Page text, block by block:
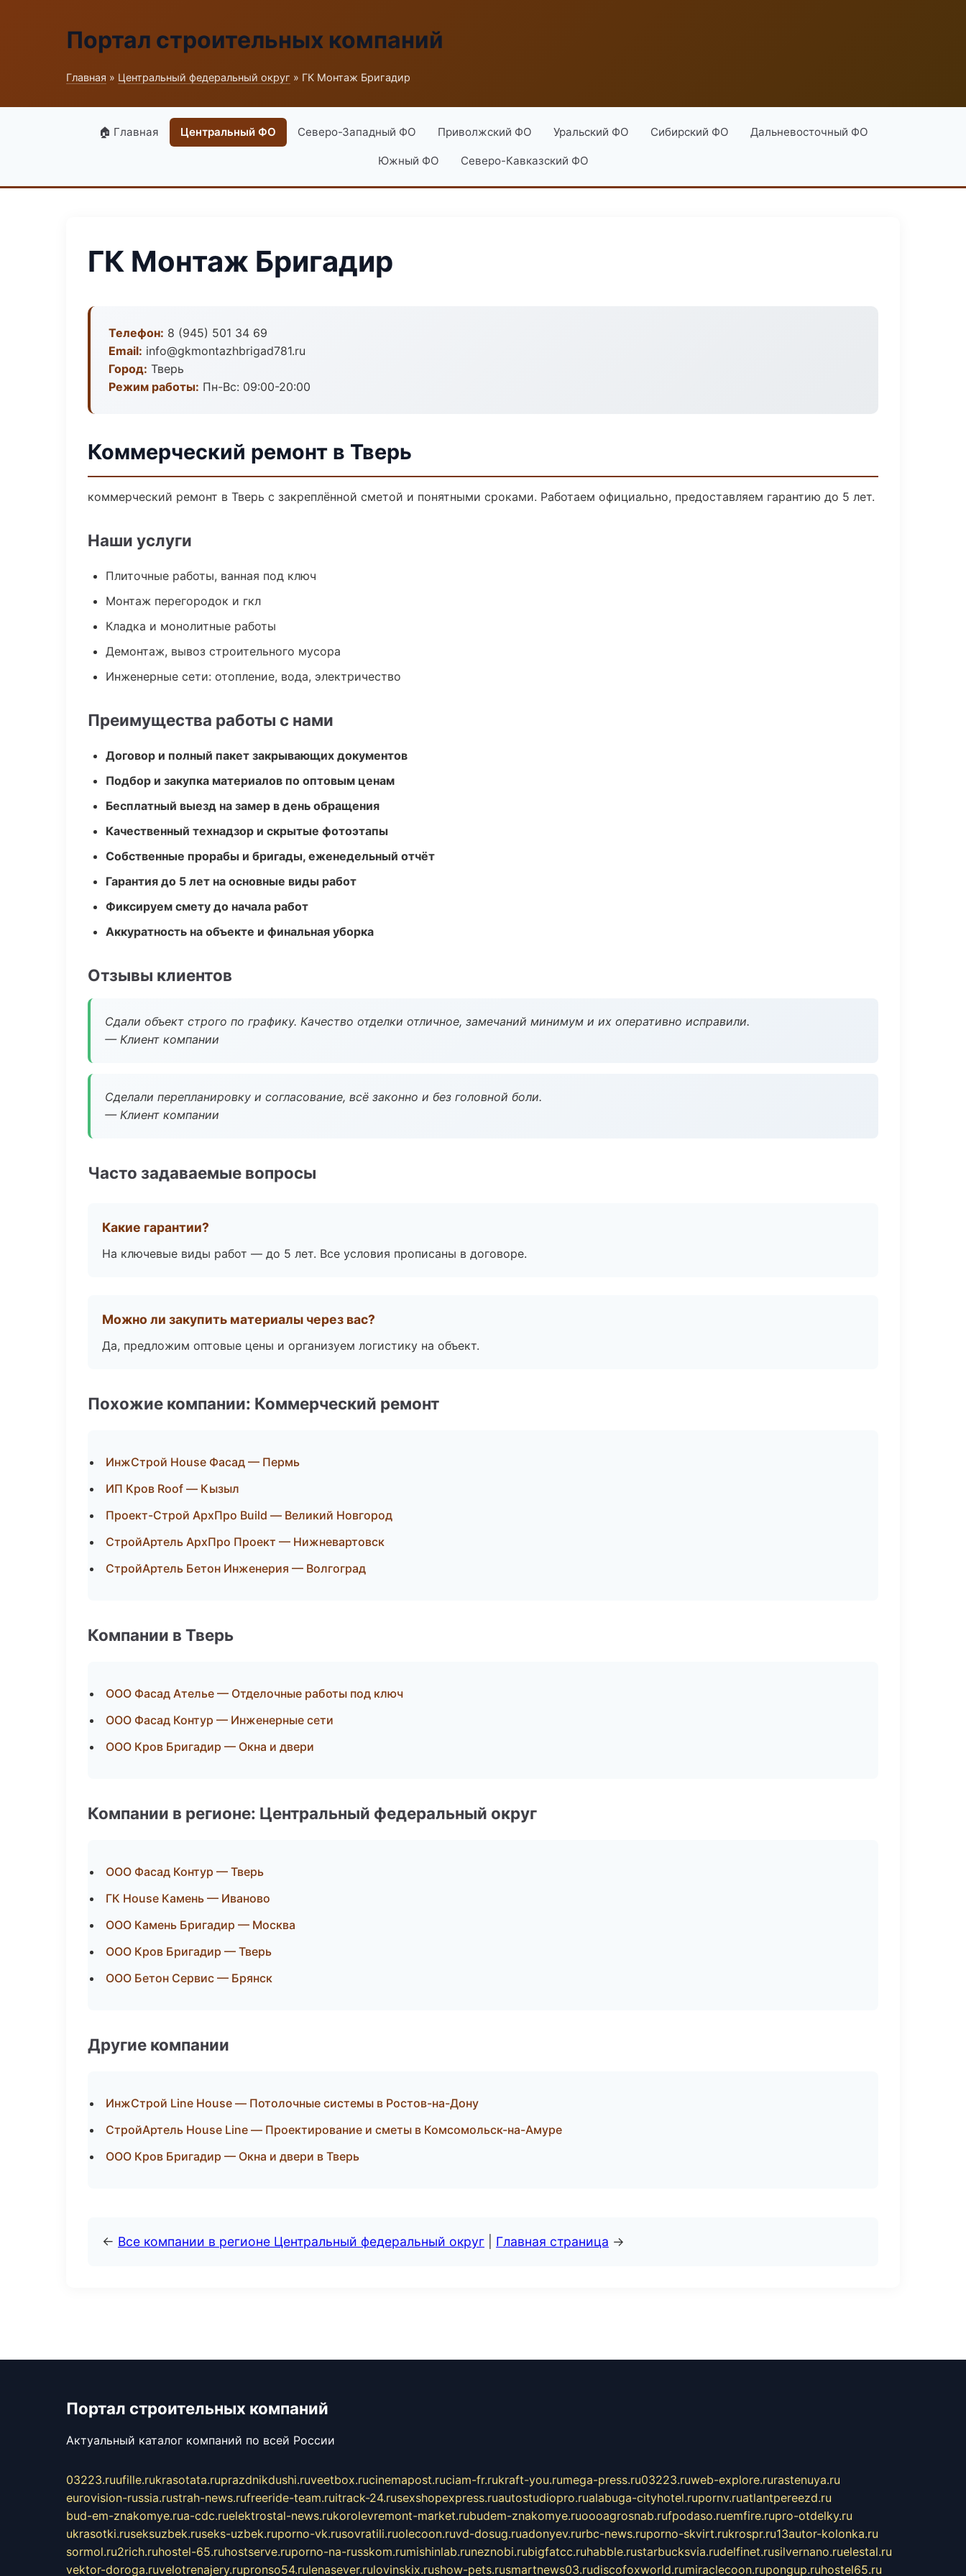
Портал строительных компаний
Главная » Центральный федеральный округ » ГК Монтаж Бригадир
🏠 Главная Центральный ФО Северо-Западный ФО Приволжский ФО Уральский ФО Сибирский ФО Дальневосточный ФО
Южный ФО Северо-Кавказский ФО
ГК Монтаж Бригадир
Телефон: 8 (945) 501 34 69
Email: info@gkmontazhbrigad781.ru
Город: Тверь
Режим работы: Пн-Вс: 09:00-20:00
Коммерческий ремонт в Тверь
коммерческий ремонт в Тверь с закреплённой сметой и понятными сроками. Работаем официально, предоставляем гарантию до 5 лет.
Наши услуги
Плиточные работы, ванная под ключ
Монтаж перегородок и гкл
Кладка и монолитные работы
Демонтаж, вывоз строительного мусора
Инженерные сети: отопление, вода, электричество
Преимущества работы с нами
Договор и полный пакет закрывающих документов
Подбор и закупка материалов по оптовым ценам
Бесплатный выезд на замер в день обращения
Качественный технадзор и скрытые фотоэтапы
Собственные прорабы и бригады, еженедельный отчёт
Гарантия до 5 лет на основные виды работ
Фиксируем смету до начала работ
Аккуратность на объекте и финальная уборка
Отзывы клиентов
Сдали объект строго по графику. Качество отделки отличное, замечаний минимум и их оперативно исправили.
— Клиент компании
Сделали перепланировку и согласование, всё законно и без головной боли.
— Клиент компании
Часто задаваемые вопросы
Какие гарантии?
На ключевые виды работ — до 5 лет. Все условия прописаны в договоре.
Можно ли закупить материалы через вас?
Да, предложим оптовые цены и организуем логистику на объект.
Похожие компании: Коммерческий ремонт
ИнжСтрой House Фасад — Пермь
ИП Кров Roof — Кызыл
Проект-Строй АрхПро Build — Великий Новгород
СтройАртель АрхПро Проект — Нижневартовск
СтройАртель Бетон Инженерия — Волгоград
Компании в Тверь
ООО Фасад Ателье — Отделочные работы под ключ
ООО Фасад Контур — Инженерные сети
ООО Кров Бригадир — Окна и двери
Компании в регионе: Центральный федеральный округ
ООО Фасад Контур — Тверь
ГК House Камень — Иваново
ООО Камень Бригадир — Москва
ООО Кров Бригадир — Тверь
ООО Бетон Сервис — Брянск
Другие компании
ИнжСтрой Line House — Потолочные системы в Ростов-на-Дону
СтройАртель House Line — Проектирование и сметы в Комсомольск-на-Амуре
ООО Кров Бригадир — Окна и двери в Тверь
← Все компании в регионе Центральный федеральный округ Главная страница →
Портал строительных компаний
Актуальный каталог компаний по всей России
03223.ruufille.rukrasotata.ruprazdnikdushi.ruveetbox.rucinemapost.ruciam-fr.rukraft-you.rumega-press.ru03223.ruweb-explore.rurastenuya.ru
eurovision-russia.rustrah-news.rufreeride-team.ruitrack-24.rusexshopexpress.ruautostudiopro.rualabuga-cityhotel.rupornv.ruatlantpereezd.ru
bud-em-znakomye.rua-cdc.ruelektrostal-news.rukorolevremont-market.rubudem-znakomye.ruoooagrosnab.rufpodaso.ruemfire.rupro-otdelky.ru
ukrasotki.ruseksuzbek.ruseks-uzbek.ruporno-vk.rusovratili.ruolecoon.ruvd-dosug.ruadonyev.rurbc-news.ruporno-skvirt.rukrospr.ru13autor-kolonka.ru
sormol.ru2rich.ruhostel-65.ruhostserve.ruporno-na-russkom.rumishinlab.runeznobi.rubigfatcc.ruhabble.rustarbucksvia.rudelfinet.rusilvernano.ruelestal.ru
vektor-doroga.ruvelotrenajery.rupronso54.rulenasever.rulovinskix.rushow-pets.rusmartnews03.rudiscofoxworld.rumiraclecoon.rupongup.ruhostel65.ru